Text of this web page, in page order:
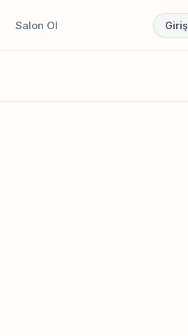
Salon Ol Giriş
Canlı sonuçlar